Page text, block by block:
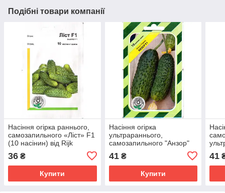
Подібні товари компанії
Насіння огірка раннього,
самозапильного «Ліст» F1
(10 насінин) від Rijk
36 ₴
Купити
Насіння огірка
ультрараннього,
самозапильного "Анзор"
F1 (10 насінин) від Bejo,
Голландія
41₴
Купити
41